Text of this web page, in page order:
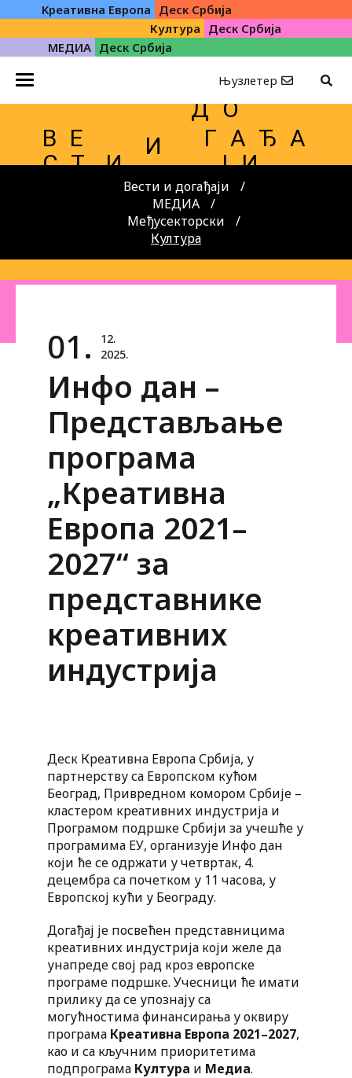
Kреативна Eвропа Деск Србија
Култура Деск Србија
МЕДИА Деск Србија
Њузлетер
Д О
В Е
И
Г А Ђ А
С Т И Ј И
Вести и догађаји
МЕДИА
Међусекторски
Култура
01.
12.
2025.
Инфо дан –
Представљање
програма
„Креативна
Европа 2021–
2027“ за
представнике
креативних
индустрија
Деск Креативна Европа Србија, у
партнерству са Европском кућом
Београд, Привредном комором Србије –
кластером креативних индустрија и
Програмом подршке Србији за учешће у
програмима ЕУ, организује Инфо дан
који ће се одржати у четвртак, 4.
децембра са почетком у 11 часова, у
Европској кући у Београду.
Догађај је посвећен представницима
креативних индустрија који желе да
унапреде свој рад кроз европске
програме подршке. Учесници ће имати
прилику да се упознају са
могућностима финансирања у оквиру
програма Креативна Европа 2021–2027,
као и са кључним приоритетима
подпрограма Култура и Медиа.